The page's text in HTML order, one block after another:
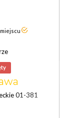
01-381